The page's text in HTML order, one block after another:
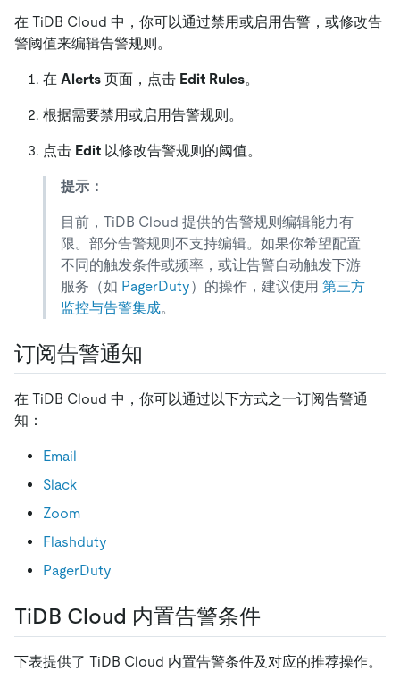
在 TiDB Cloud 中，你可以通过禁用或启用告警，或修改告
警阈值来编辑告警规则。
在 Alerts 页面，点击 Edit Rules。
根据需要禁用或启用告警规则。
点击 Edit 以修改告警规则的阈值。
提示：
目前，TiDB Cloud 提供的告警规则编辑能力有
限。部分告警规则不支持编辑。如果你希望配置
不同的触发条件或频率，或让告警自动触发下游
服务（如 PagerDuty）的操作，建议使用 第三方
监控与告警集成。
订阅告警通知
在 TiDB Cloud 中，你可以通过以下方式之一订阅告警通
知：
Email
Slack
Zoom
Flashduty
PagerDuty
TiDB Cloud 内置告警条件
下表提供了 TiDB Cloud 内置告警条件及对应的推荐操作。